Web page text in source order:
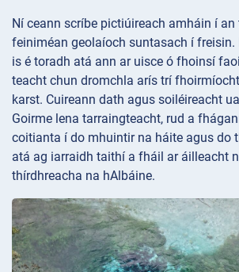
Ní ceann scríbe pictiúireach amháin í
feiniméan geolaíoch suntasach í freisin.
is é toradh atá ann ar uisce ó fhoinsí
teacht chun dromchla arís trí
karst. Cuireann dath agus soiléireacht
Goirme lena tarraingteacht, rud a
coitianta í do mhuintir na háite agus do
atá ag iarraidh taithí a fháil ar áilleacht
thírdhreacha na hAlbáine.